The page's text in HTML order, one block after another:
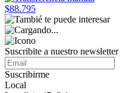
$88.795
Suscribite a nuestro newsletter
Suscribirme
Local